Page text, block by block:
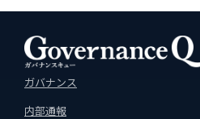
ガバナンス
内部通報